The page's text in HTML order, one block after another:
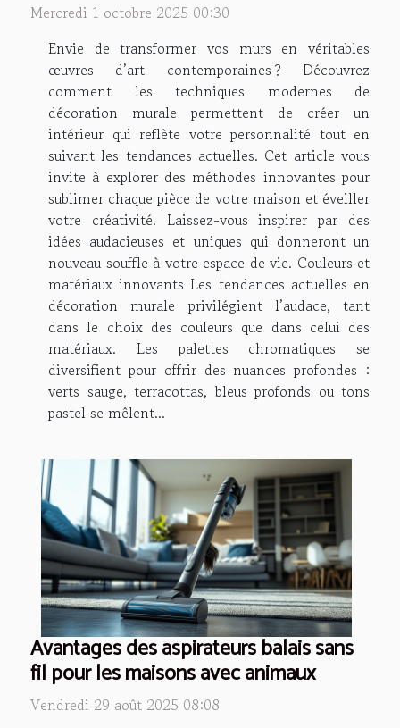
Mercredi 1 octobre 2025 00:30
Envie de transformer vos murs en véritables
œuvres d’art contemporaines ? Découvrez
comment les techniques modernes de
décoration murale permettent de créer un
intérieur qui reflète votre personnalité tout en
suivant les tendances actuelles. Cet article vous
invite à explorer des méthodes innovantes pour
sublimer chaque pièce de votre maison et éveiller
votre créativité. Laissez-vous inspirer par des
idées audacieuses et uniques qui donneront un
nouveau souffle à votre espace de vie. Couleurs et
matériaux innovants Les tendances actuelles en
décoration murale privilégient l’audace, tant
dans le choix des couleurs que dans celui des
matériaux. Les palettes chromatiques se
diversifient pour offrir des nuances profondes :
verts sauge, terracottas, bleus profonds ou tons
pastel se mêlent...
Avantages des aspirateurs balais sans
fil pour les maisons avec animaux
Vendredi 29 août 2025 08:08